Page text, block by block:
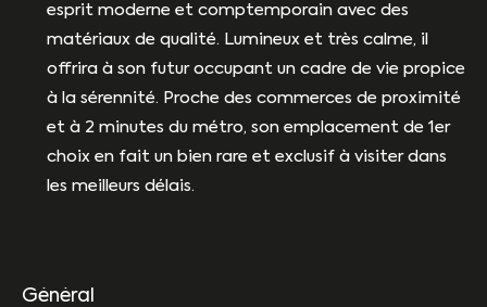
esprit moderne et comptemporain avec des
matériaux de qualité. Lumineux et très calme, il
offrira à son futur occupant un cadre de vie propice
à la sérennité. Proche des commerces de proximité
et à 2 minutes du métro, son emplacement de 1er
choix en fait un bien rare et exclusif à visiter dans
les meilleurs délais.
général